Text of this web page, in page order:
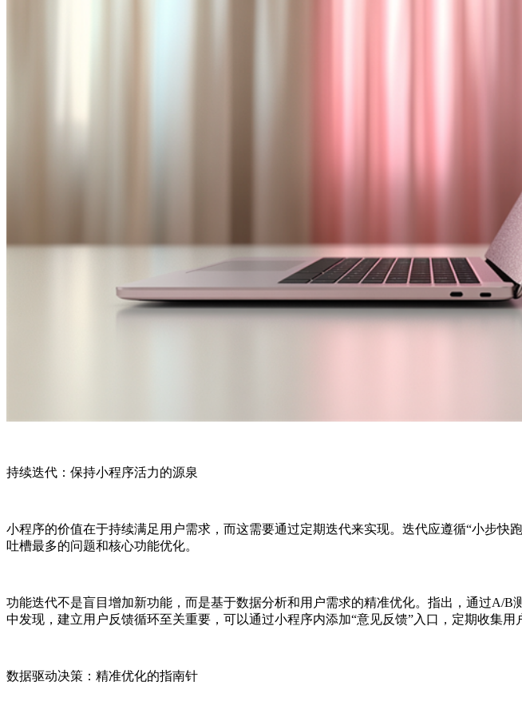
持续迭代：保持小程序活力的源泉
小程序的价值在于持续满足用户需求，而这需要通过定期迭代来实现。迭代应遵循“小步
吐槽最多的问题和核心功能优化。
功能迭代不是盲目增加新功能，而是基于数据分析和用户需求的精准优化。指出，通过A/
中发现，建立用户反馈循环至关重要，可以通过小程序内添加“意见反馈”入口，定期收集用
数据驱动决策：精准优化的指南针